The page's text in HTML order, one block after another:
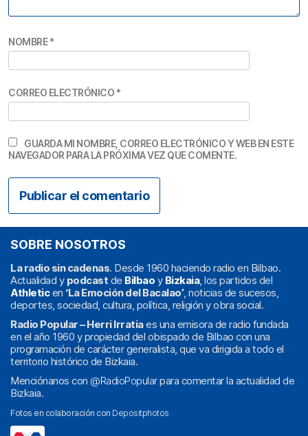
NOMBRE*
CORREO ELECTRÓNICO *
GUARDA MI NOMBRE, CORREO ELECTRÓNICO Y WEB EN ESTE
NAVEGADOR PARA LA PRÓXIMA VEZ QUE COMENTE.
SOBRE NOSOTROS
La radio sin cadenas. Desde 1960 haciendo radio en Bilbao.
Actualidad y podcast de Bilbao y Bizkaia, los partidos del
Athleticen ‘La Emoción del Bacalao’, noticias de sucesos,
deportes, sociedad, cultura, política, religión y obra social.
Radio Popular – Herri Irratiaes una emisora de radio fundada
en el año 1960 y propiedad del obispado de Bilbao con una
programación de carácter generalista, que va dirigida a todo el
territorio histórico de Bizkaia.
Menciónanos con @RadioPopularpara comentar la actualidad de
Bizkaia.
Fotos en colaboración con Depositphotos